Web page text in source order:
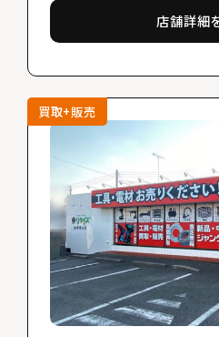
店舗詳細
買取+販売